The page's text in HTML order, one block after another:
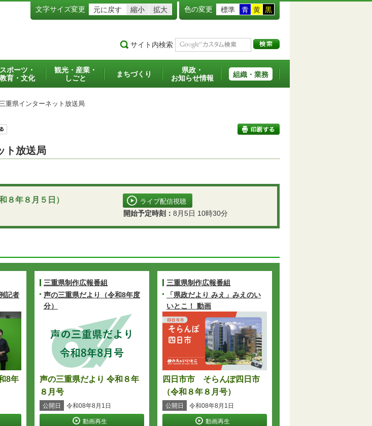
文字サイズ変更 元に戻す 縮小 拡大 色の変更 標準 青 黄 黒
サイト内検索
スポーツ・
教育・文化
観光・産業・
しごと
まちづくり
県政・
お知らせ情報
組織・業務
重県インターネット放送局
ト放送局
８年８月５日） ライブ配信視聴
開始予定時刻： 8月5日 10時30分
記者
8年
三重県制作広報番組
声の三重県だより（令和8年度
分）
声の三重県だより 令和８年
８月号
公開日 令和08年8月1日
動画再生
三重県制作広報番組
「県政だより みえ」みえのい
いとこ！ 動画
四日市市 そらんぽ四日市
（令和８年８月号）
公開日 令和08年8月1日
動画再生